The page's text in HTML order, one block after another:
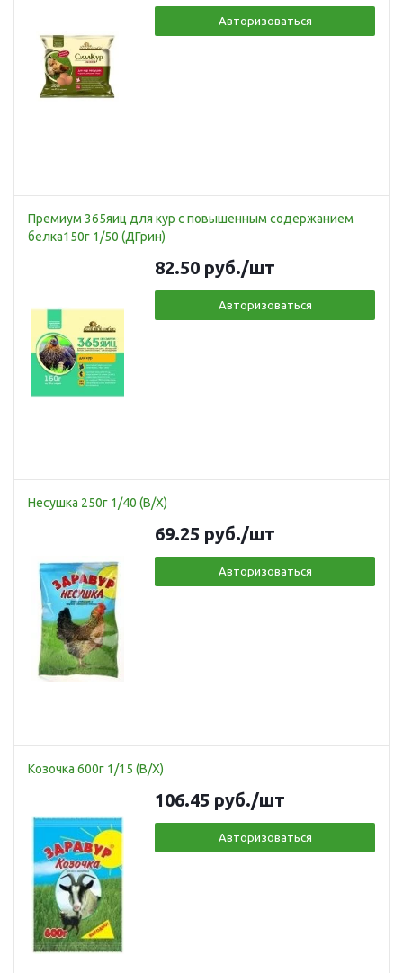
Авторизоваться
Премиум 365яиц для кур с повышенным содержанием
белка150г 1/50 (ДГрин)
82.50 руб./шт
Авторизоваться
Несушка 250г 1/40 (В/Х)
69.25 руб./шт
Авторизоваться
Козочка 600г 1/15 (В/Х)
106.45 руб./шт
Авторизоваться